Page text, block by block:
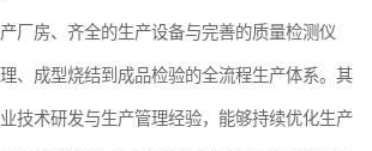
厂房、齐全的生产设备与完善的质量检测仪
、成型烧结到成品检验的全流程生产体系。其
技术研发与生产管理经验，能够持续优化生产